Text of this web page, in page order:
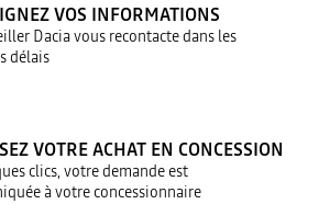
VOS INFORMATIONS
Dacia vous recontacte dans les
délais
VOTRE ACHAT EN CONCESSION
clics, votre demande est
à votre concessionnaire